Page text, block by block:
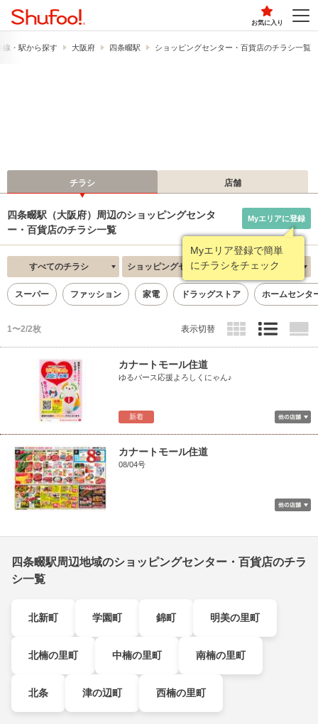
お気に入り
線・駅から探す 大阪府 四条畷駅 ショッピングセンター・百貨店のチラシ一覧
チラシ 店舗
四条畷駅（大阪府）周辺のショッピングセンタ
ー・百貨店のチラシ一覧
Myエリア登録で簡単
にチラシをチェック
Myエリアに登録
すべてのチラシ ショッピングセンター・百貨店 新着順
スーパー ファッション 家電 ドラッグストア ホームセンタ
1〜2/2枚 表示切替
新着
カナートモール住道
ゆるバース応援よろしくにゃん♪
カナートモール住道
08/04号
四条畷駅周辺地域のショッピングセンター・百貨店のチラ
シ一覧
北新町 学園町 錦町 明美の里町
北楠の里町 中楠の里町 南楠の里町
北条 津の辺町 西楠の里町